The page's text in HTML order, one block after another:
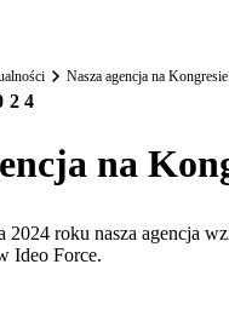
Nasza agencja na
na
2024 roku nasza agencja
Ideo Force.